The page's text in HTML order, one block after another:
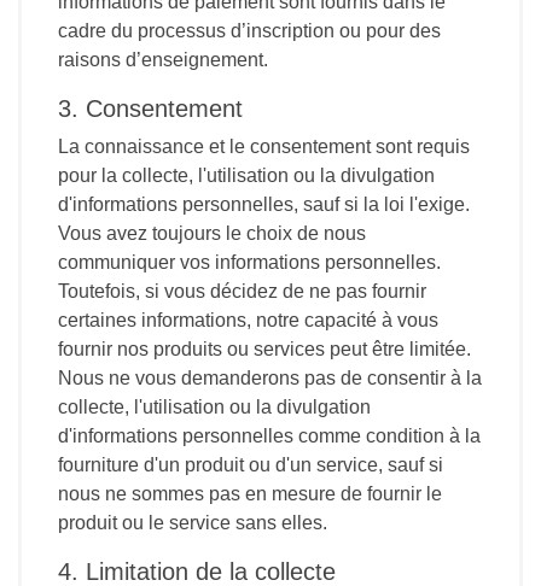
cadre du processus d’inscription ou pour des
raisons d’enseignement.
3. Consentement
La connaissance et le consentement sont requis
pour la collecte, l'utilisation ou la divulgation
d'informations personnelles, sauf si la loi l'exige.
Vous avez toujours le choix de nous
communiquer vos informations personnelles.
Toutefois, si vous décidez de ne pas fournir
certaines informations, notre capacité à vous
fournir nos produits ou services peut être limitée.
Nous ne vous demanderons pas de consentir à la
collecte, l'utilisation ou la divulgation
d'informations personnelles comme condition à la
fourniture d'un produit ou d'un service, sauf si
nous ne sommes pas en mesure de fournir le
produit ou le service sans elles.
4. Limitation de la collecte